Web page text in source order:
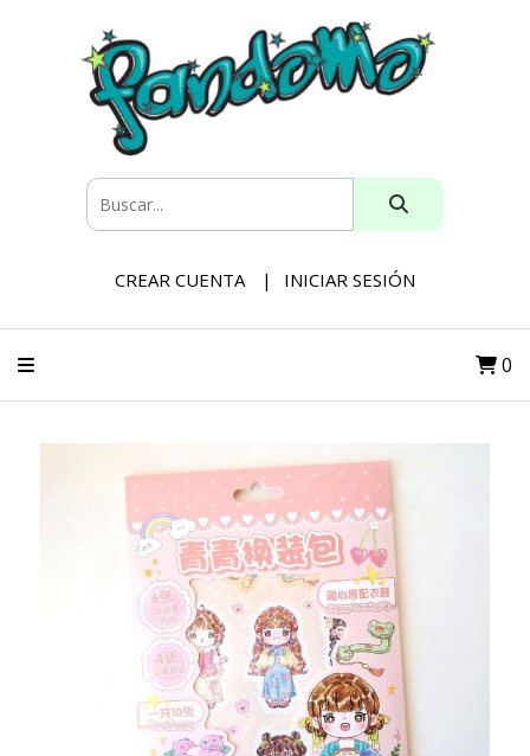
CREAR CUENTA INICIAR SESIÓN
0